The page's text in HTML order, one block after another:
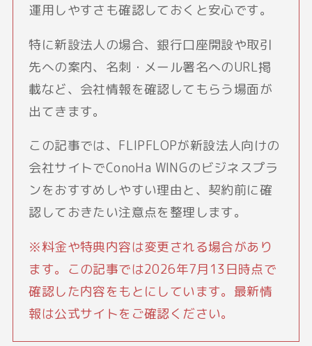
運用しやすさも確認しておくと安心です。
特に新設法人の場合、銀行口座開設や取引
先への案内、名刺・メール署名へのURL掲
載など、会社情報を確認してもらう場面が
出てきます。
この記事では、FLIPFLOPが新設法人向けの
会社サイトでConoHa WINGのビジネスプラ
ンをおすすめしやすい理由と、契約前に確
認しておきたい注意点を整理します。
※料金や特典内容は変更される場合があり
ます。この記事では2026年7月13日時点で
確認した内容をもとにしています。最新情
報は公式サイトをご確認ください。